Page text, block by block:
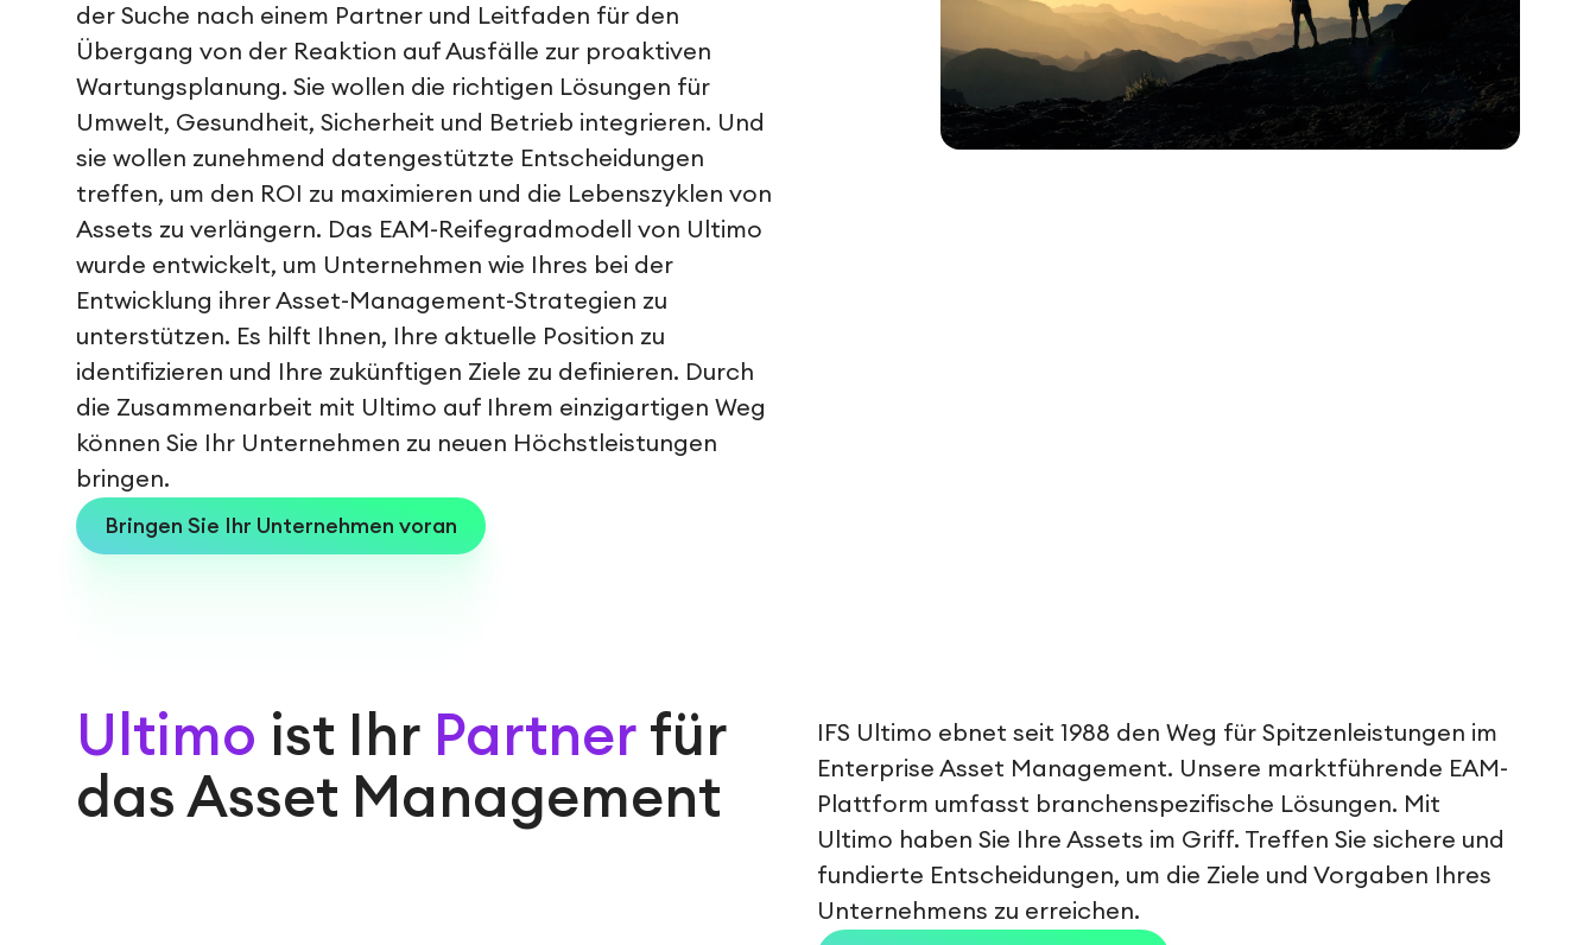
der Suche nach einem Partner und Leitfaden für den
Übergang von der Reaktion auf Ausfälle zur proaktiven
Wartungsplanung. Sie wollen die richtigen Lösungen für
Umwelt, Gesundheit, Sicherheit und Betrieb integrieren. Und
sie wollen zunehmend datengestützte Entscheidungen
treffen, um den ROI zu maximieren und die Lebenszyklen von
Assets zu verlängern. Das EAM-Reifegradmodell von Ultimo
wurde entwickelt, um Unternehmen wie Ihres bei der
Entwicklung ihrer Asset-Management-Strategien zu
unterstützen. Es hilft Ihnen, Ihre aktuelle Position zu
identifizieren und Ihre zukünftigen Ziele zu definieren. Durch
die Zusammenarbeit mit Ultimo auf Ihrem einzigartigen Weg
können Sie Ihr Unternehmen zu neuen Höchstleistungen
bringen.
Bringen Sie Ihr Unternehmen voran
Ultimo ist Ihr Partner für
das Asset Management
IFS Ultimo ebnet seit 1988 den Weg für Spitzenleistungen im
Enterprise Asset Management. Unsere marktführende EAM-
Plattform umfasst branchenspezifische Lösungen. Mit
Ultimo haben Sie Ihre Assets im Griff. Treffen Sie sichere und
fundierte Entscheidungen, um die Ziele und Vorgaben Ihres
Unternehmens zu erreichen.